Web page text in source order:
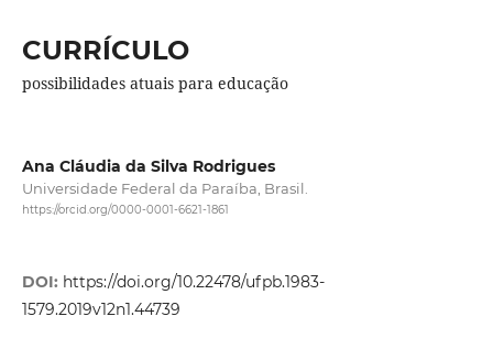
CURRÍCULO
possibilidades atuais para educação
Ana Cláudia da Silva Rodrigues
Universidade Federal da Paraíba, Brasil.
https://orcid.org/0000-0001-6621-1861
DOI: https://doi.org/10.22478/ufpb.1983-
1579.2019v12n1.44739